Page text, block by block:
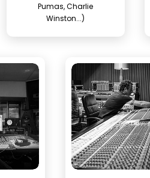
Pumas, Charlie
Winston...)